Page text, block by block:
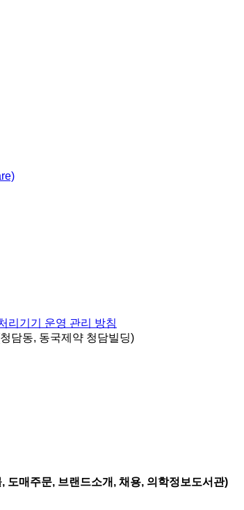
리기기 운영 관리 방침
담동, 동국제약 청담빌딩)
도매주문, 브랜드소개, 채용, 의학정보도서관)